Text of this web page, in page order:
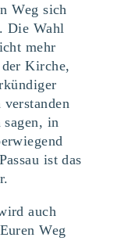
Weg sich
Die Wahl
mehr
Kirche,
in
ist das
auch
Weg